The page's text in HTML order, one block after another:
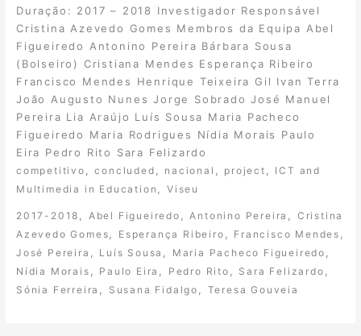
Duração: 2017 – 2018 Investigador Responsável
Cristina Azevedo Gomes Membros da Equipa Abel
Figueiredo Antonino Pereira Bárbara Sousa
(Bolseiro) Cristiana Mendes Esperança Ribeiro
Francisco Mendes Henrique Teixeira Gil Ivan Terra
João Augusto Nunes Jorge Sobrado José Manuel
Pereira Lia Araújo Luís Sousa Maria Pacheco
Figueiredo Maria Rodrigues Nídia Morais Paulo
Eira Pedro Rito Sara Felizardo
competitivo ,concluded nacional project
ICT and
Multimedia in Education
,Viseu
2017-2018 Abel Figueiredo Antonino Pereira
Cristina
Azevedo Gomes
Esperança Ribeiro Francisco Mendes
José Pereira Luís Sousa Maria Pacheco Figueiredo
Nídia Morais Paulo Eira Pedro Rito Sara Felizardo
Sónia Ferreira Susana Fidalgo Teresa Gouveia